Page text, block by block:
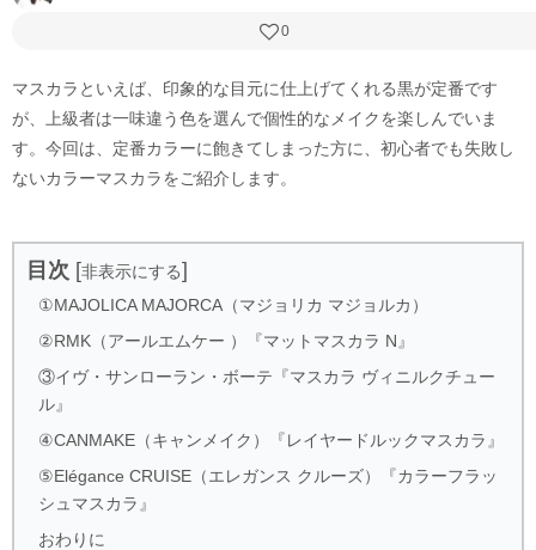
0
マスカラといえば、印象的な目元に仕上げてくれる黒が定番です
が、上級者は一味違う色を選んで個性的なメイクを楽しんでいま
す。今回は、定番カラーに飽きてしまった方に、初心者でも失敗し
ないカラーマスカラをご紹介します。
目次 [非表示にする]
①MAJOLICA MAJORCA（マジョリカ マジョルカ）
②RMK（アールエムケー ）『マットマスカラ N』
③イヴ・サンローラン・ボーテ『マスカラ ヴィニルクチュー
ル』
④CANMAKE（キャンメイク）『レイヤードルックマスカラ』
⑤Elégance CRUISE（エレガンス クルーズ）『カラーフラッ
シュマスカラ』
おわりに